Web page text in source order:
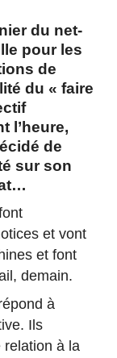
du net-
pour les
de
du « faire
l’heure,
de
sur son
et vont
et font
demain.
à
Ils
relation à la